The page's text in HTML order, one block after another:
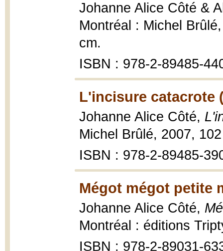
Johanne Alice Côté &
Montréal : Michel
cm.
ISBN : 978-2-89485-
L'incisure catacrote
Johanne Alice Côté,
Michel Brûlé, 2007,
ISBN : 978-2-89485-
Mégot mégot petite
Johanne Alice Côté,
Montréal : éditions
ISBN : 978-2-89031-